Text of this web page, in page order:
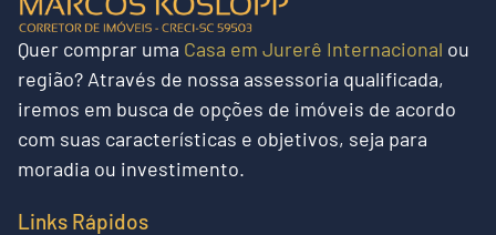
Quer comprar uma Casa em Jurerê Internacional ou
região? Através de nossa assessoria qualificada,
iremos em busca de opções de imóveis de acordo
com suas características e objetivos, seja para
moradia ou investimento.
Links Rápidos